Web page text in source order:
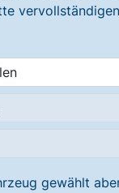
gewählt